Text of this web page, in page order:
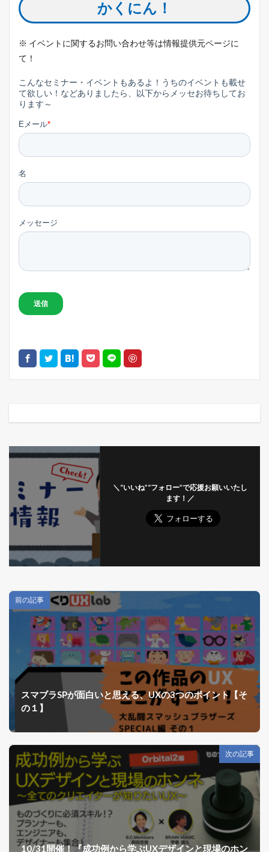
かくにん！
※ イベントに関するお問い合わせ等は情報提供元ページに
て！
＼“いいね”“フォロー”で応援お願いいたし
ます！／
前の記事
スマブラSPが面白いと思える、UXの3つのポイント【そ
の１】
次の記事
10/31開催！『成功例から学ぶUXデザインと現場のホン